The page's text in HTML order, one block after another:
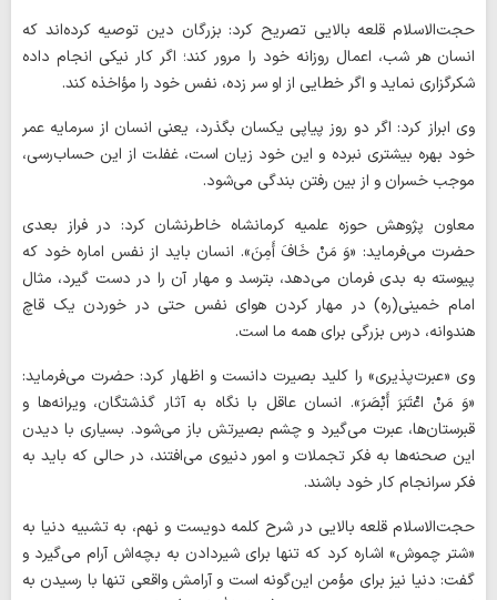
حجت‌الاسلام قلعه ‌بالایی تصریح کرد: بزرگان دین توصیه کرده‌اند که
انسان هر شب، اعمال روزانه خود را مرور کند؛ اگر کار نیکی انجام داده
شکرگزاری نماید و اگر خطایی از او سر زده، نفس خود را مؤاخذه کند.
وی ابراز کرد: اگر دو روز پیاپی یکسان بگذرد، یعنی انسان از سرمایه عمر
خود بهره بیشتری نبرده و این خود زیان است، غفلت از این حساب‌رسی،
موجب خسران و از بین رفتن بندگی می‌شود.
معاون پژوهش حوزه علمیه کرمانشاه خاطرنشان کرد: در فراز بعدی
حضرت می‌فرماید: «وَ مَنْ خَافَ أَمِنَ». انسان باید از نفس اماره خود که
پیوسته به بدی فرمان می‌دهد، بترسد و مهار آن را در دست گیرد، مثال
امام خمینی(ره) در مهار کردن هوای نفس حتی در خوردن یک قاچ
هندوانه، درس بزرگی برای همه ما است.
وی «عبرت‌پذیری» را کلید بصیرت دانست و اظهار کرد: حضرت می‌فرماید:
«وَ مَنْ اعْتَبَرَ أَبْصَرَ». انسان عاقل با نگاه به آثار گذشتگان، ویرانه‌ها و
قبرستان‌ها، عبرت می‌گیرد و چشم بصیرتش باز می‌شود. بسیاری با دیدن
این صحنه‌ها به فکر تجملات و امور دنیوی می‌افتند، در حالی که باید به
فکر سرانجام کار خود باشند.
حجت‌الاسلام قلعه ‌بالایی در شرح کلمه دویست و نهم، به تشبیه دنیا به
«شتر چموش» اشاره کرد که تنها برای شیردادن به بچه‌اش آرام می‌گیرد و
گفت: دنیا نیز برای مؤمن این‌گونه است و آرامش واقعی تنها با رسیدن به